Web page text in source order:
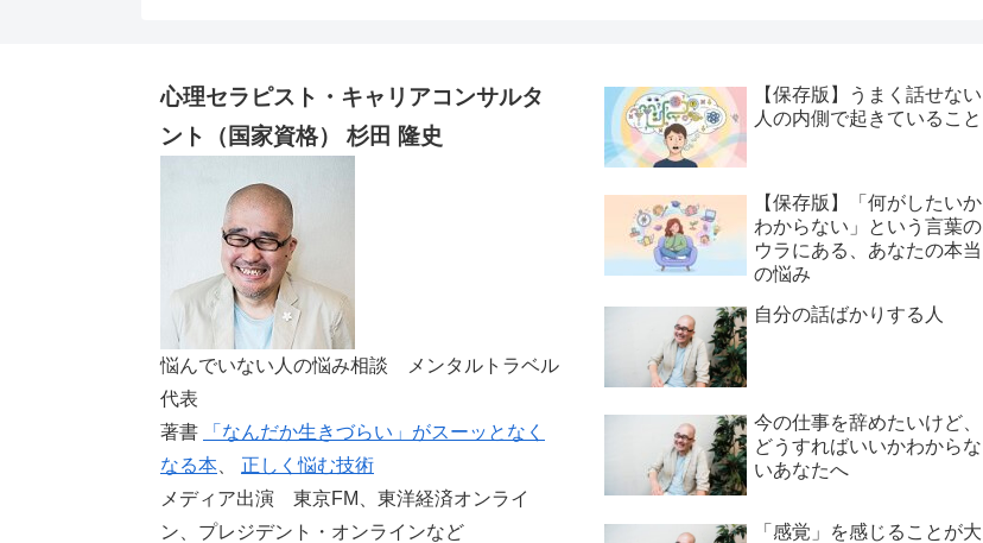
心理セラピスト・キャリアコンサルタ
ント（国家資格） 杉田 隆史
悩んでいない人の悩み相談 メンタルトラベル
代表
著書
「なんだか生きづらい」がスーッとなく
なる本
正しく悩む技術
メディア出演 東京FM、東洋経済オンライ
ン、プレジデント・オンラインなど
【保存版】うまく話せない
人の内側で起きていること
【保存版】「何がしたいか
わからない」という言葉の
ウラにある、あなたの本当
の悩み
自分の話ばかりする人
今の仕事を辞めたいけど、
どうすればいいかわからな
いあなたへ
「感覚」を感じることが大